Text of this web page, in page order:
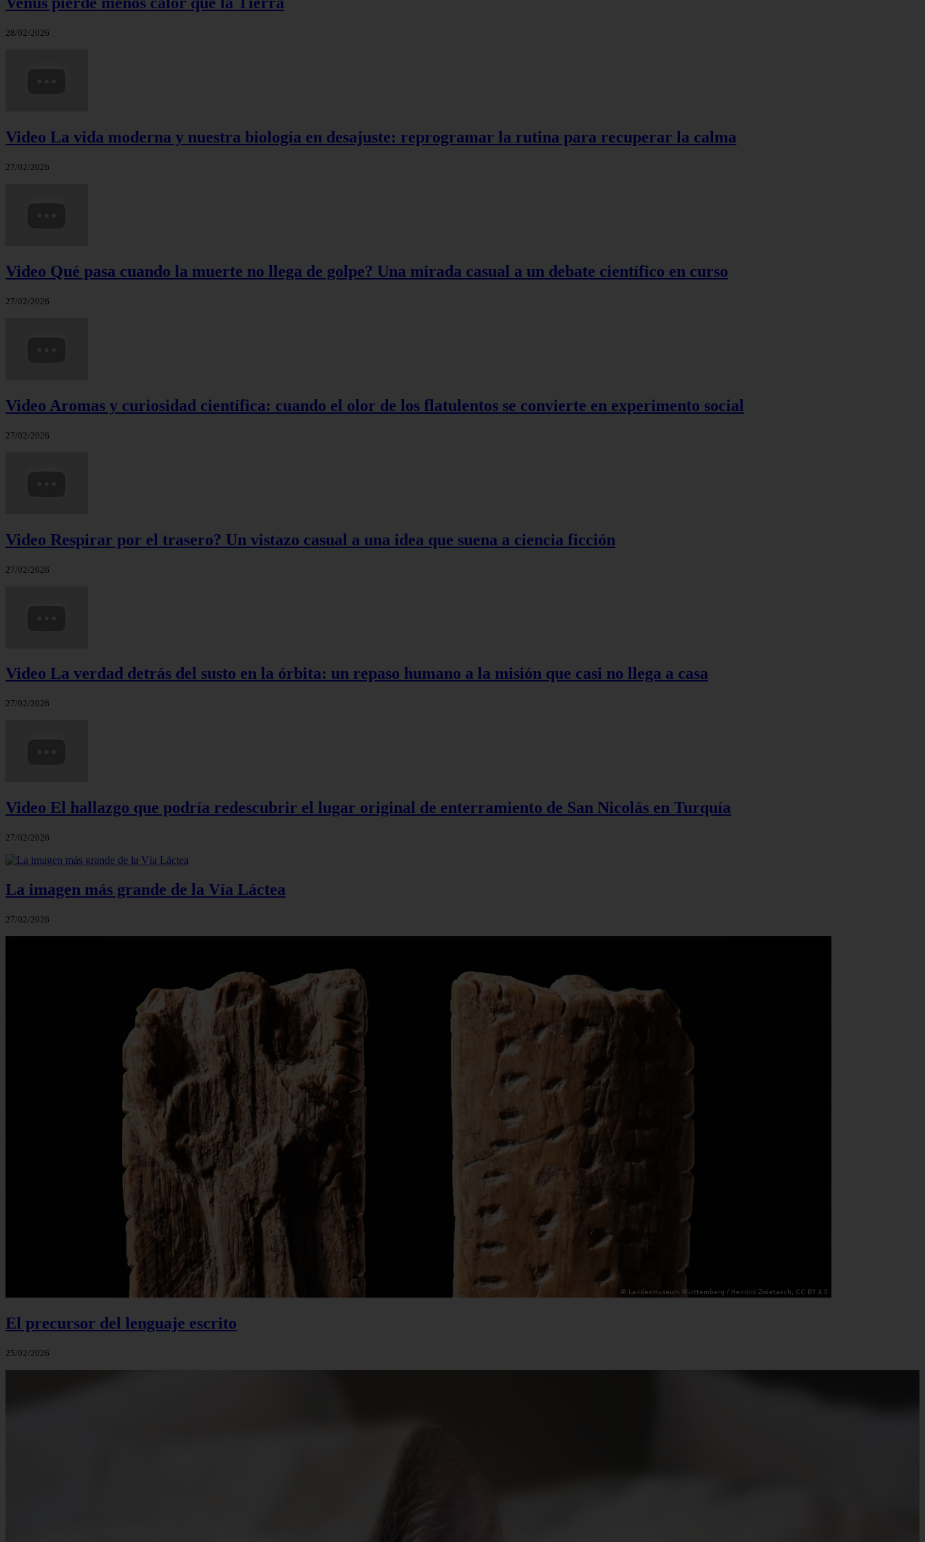
28/02/2026
Video La vida moderna y nuestra biología en desajuste: reprogramar la rutina para recuperar la calma
27/02/2026
Video Qué pasa cuando la muerte no llega de golpe? Una mirada casual a un debate científico en curso
27/02/2026
Video Aromas y curiosidad científica: cuando el olor de los flatulentos se convierte en experimento social
27/02/2026
Video Respirar por el trasero? Un vistazo casual a una idea que suena a ciencia ficción
27/02/2026
Video La verdad detrás del susto en la órbita: un repaso humano a la misión que casi no llega a casa
27/02/2026
Video El hallazgo que podría redescubrir el lugar original de enterramiento de San Nicolás en Turquía
27/02/2026
La imagen más grande de la Vía Láctea
27/02/2026
El precursor del lenguaje escrito
25/02/2026